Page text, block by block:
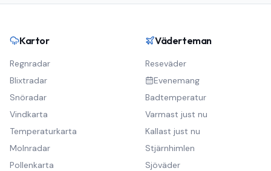
Kartor
Regnradar
Blixtradar
Snöradar
Vindkarta
Temperaturkarta
Molnradar
Pollenkarta
Väderteman
Reseväder
Evenemang
Badtemperatur
Varmast just nu
Kallast just nu
Stjärnhimlen
Sjöväder